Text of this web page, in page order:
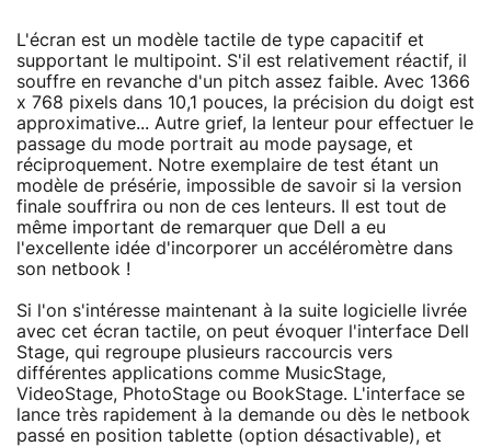
L'écran est un modèle tactile de type capacitif et
supportant le multipoint. S'il est relativement réactif, il
souffre en revanche d'un pitch assez faible. Avec 1366
x 768 pixels dans 10,1 pouces, la précision du doigt est
approximative... Autre grief, la lenteur pour effectuer le
passage du mode portrait au mode paysage, et
réciproquement. Notre exemplaire de test étant un
modèle de présérie, impossible de savoir si la version
finale souffrira ou non de ces lenteurs. Il est tout de
même important de remarquer que Dell a eu
l'excellente idée d'incorporer un accéléromètre dans
son netbook !
Si l'on s'intéresse maintenant à la suite logicielle livrée
avec cet écran tactile, on peut évoquer l'interface Dell
Stage, qui regroupe plusieurs raccourcis vers
différentes applications comme MusicStage,
VideoStage, PhotoStage ou BookStage. L'interface se
lance très rapidement à la demande ou dès le netbook
passé en position tablette (option désactivable), et